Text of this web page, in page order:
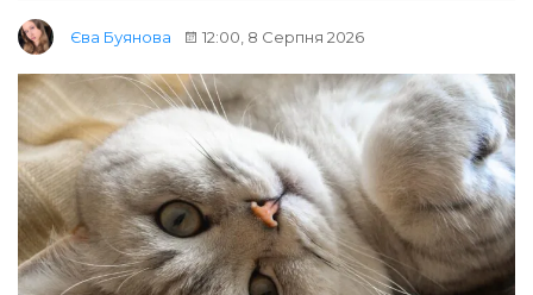
Єва Буянова 12:00, 8 Серпня 2026